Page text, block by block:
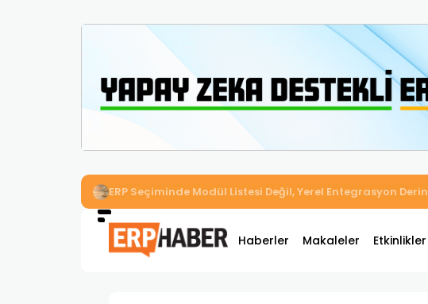
İkizler Aydınlatma, Workcube ERP ile Üretim, Satış ve
Haberler Makaleler Etkinlikler